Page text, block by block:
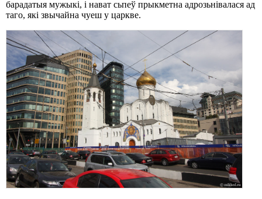
барадатыя мужыкі, і нават сьпеў прыкметна адрозьнівалася ад
таго, які звычайна чуеш у царкве.